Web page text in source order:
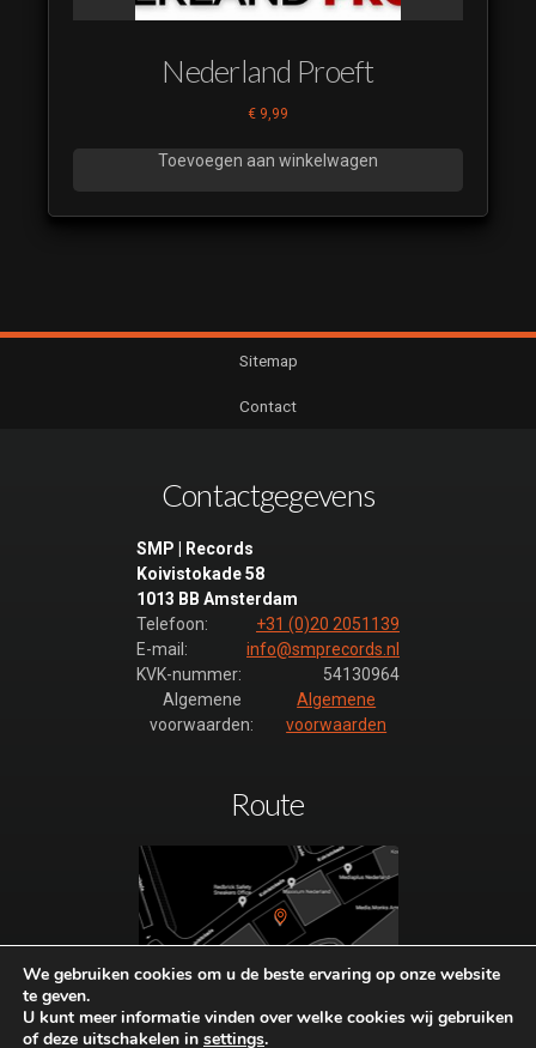
Nederland Proeft
€ 9,99
Toevoegen aan winkelwagen
Sitemap
Contact
Contactgegevens
SMP | Records
Koivistokade 58
1013 BB Amsterdam
Telefoon:
+31 (0)20 2051139
E-mail:
info@smprecords.nl
KVK-nummer:
54130964
Algemene
voorwaarden:
Algemene
voorwaarden
Route
Plan hier uw route naar SMP-
Records.
We gebruiken cookies om u de beste ervaring op onze website
te geven.
U kunt meer informatie vinden over welke cookies wij gebruiken
of deze uitschakelen in settings.